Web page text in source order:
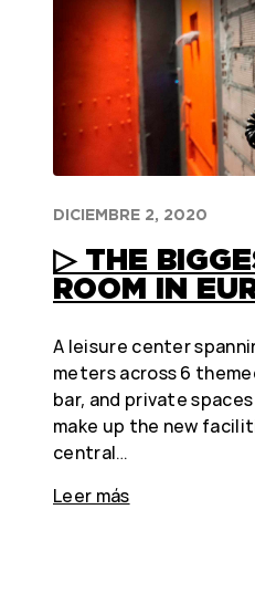
DICIEMBRE 2, 2020
▷ THE
ROOM IN
A leisure center
meters across 6
bar, and private
make up the new
central…
Leer más